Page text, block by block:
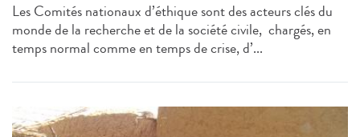
Les Comités nationaux d’éthique sont des acteurs clés du
monde de la recherche et de la société civile, chargés, en
temps normal comme en temps de crise, d’...